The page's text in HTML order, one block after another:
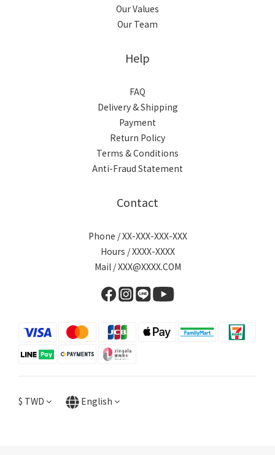
Our Values
Our Team
Help
FAQ
Delivery & Shipping
Payment
Return Policy
Terms & Conditions
Anti-Fraud Statement
Contact
Phone / XX-XXX-XXX-XXX
Hours / XXXX-XXXX
Mail / XXX@XXXX.COM
$ TWD English